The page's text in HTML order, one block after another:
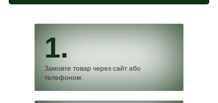
1.
Замовте товар через сайт або
телефоном.